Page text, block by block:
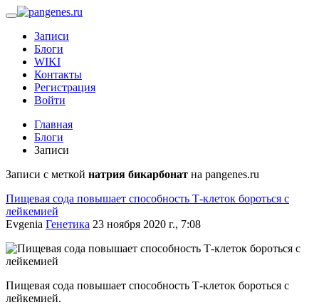
Записи
Блоги
WIKI
Контакты
Регистрация
Войти
Главная
Блоги
Записи
Записи с меткой натрия бикарбонат на pangenes.ru
Пищевая сода повышает способность Т-клеток бороться с
лейкемией
Evgenia Генетика 23 ноября 2020 г., 7:08
Пищевая сода повышает способность Т-клеток бороться с
лейкемией.